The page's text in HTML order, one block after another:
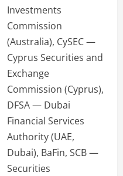
Investments
Commission
(Australia), CySEC —
Cyprus Securities and
Exchange
Commission (Cyprus),
DFSA — Dubai
Financial Services
Authority (UAE,
Dubai), BaFin, SCB —
Securities